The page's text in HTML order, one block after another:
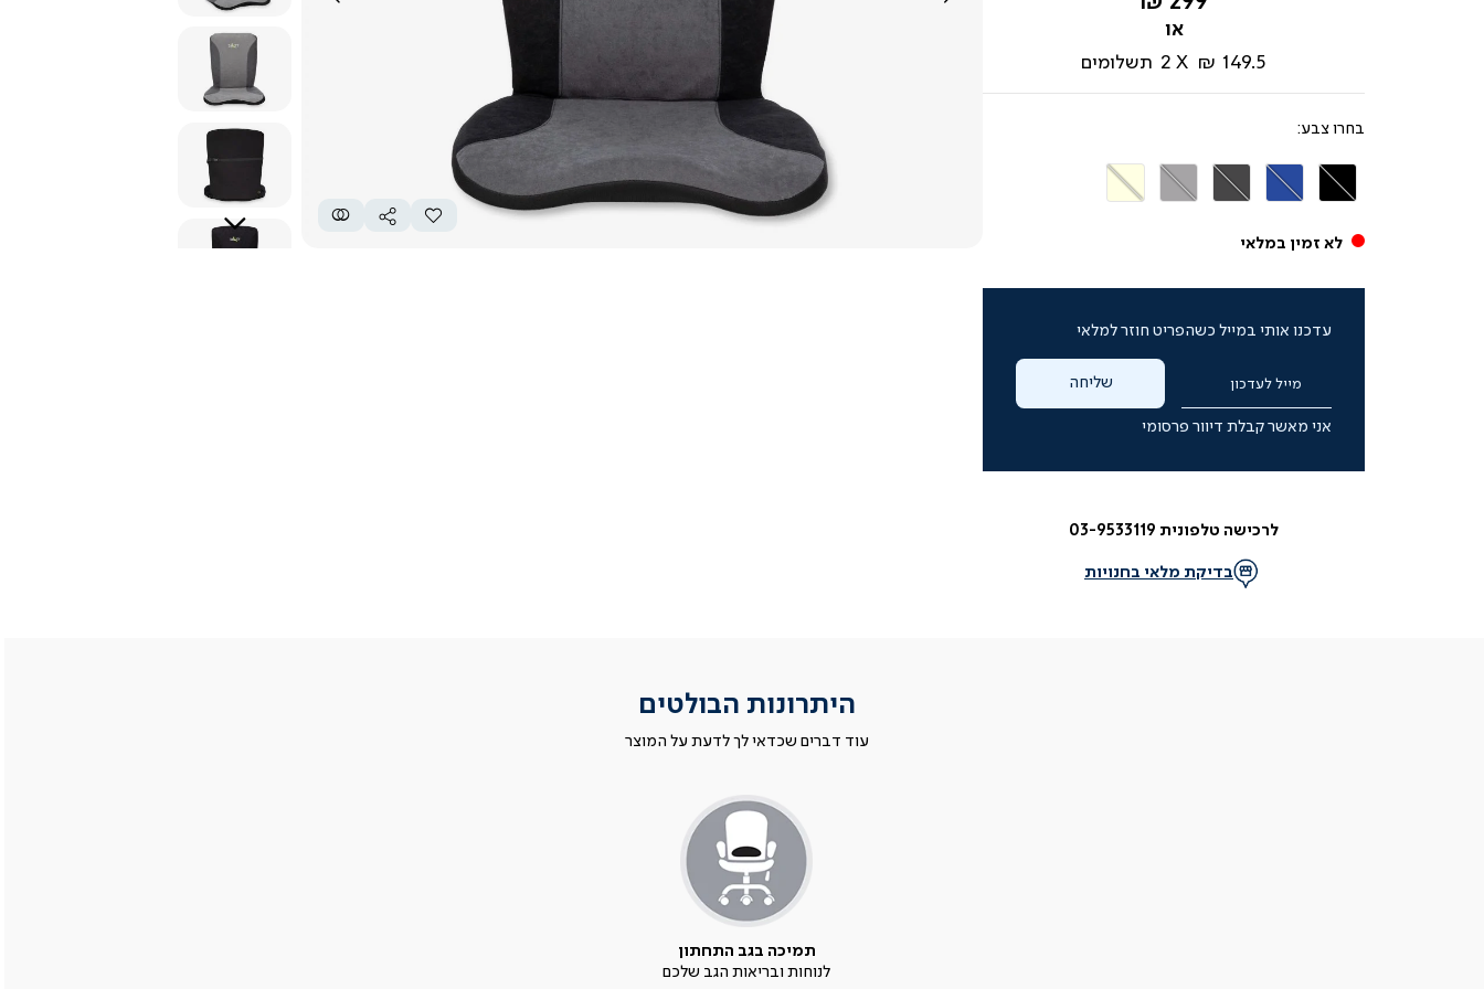
מ-
149.5 ₪
2 תשלומים
צבע
שחור כחול
אפור
כהה
אפור
בהיר
לא זמין במלאי
עדכנו אותי במייל כשהפריט חוזר למלאי
מייל לעדכון
אני מאשר קבלת דיוור פרסומי
שליחה
לרכישה טלפונית 03-9533119
בדיקת מלאי בחנויות
היתרונות הבולטים
עוד דברים שכדאי לך לדעת על המוצר
תמיכה בגב התחתון
לנוחות ובריאות הגב שלכם